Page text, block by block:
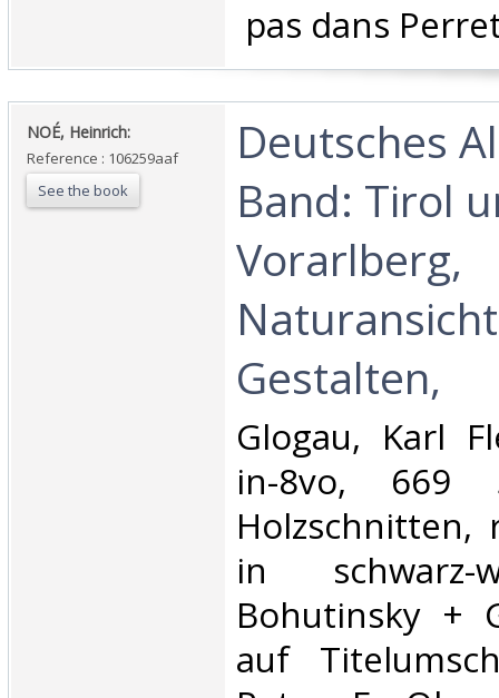
pas dans
‎NOÉ, Heinrich:‎
Reference : 106259aaf
See the book
‎Deutsches
Band: Tirol
Vorarlberg,
Gestalten,‎
‎Glogau, Karl
in-8vo,
in schwarz-
Bohutinsky +
auf